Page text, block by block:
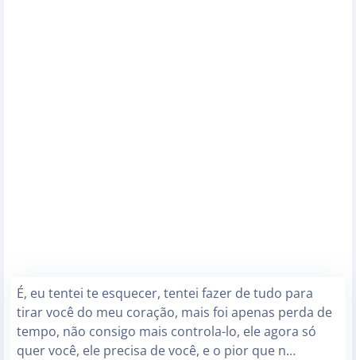
É, eu tentei te esquecer, tentei fazer de tudo para
tirar você do meu coração, mais foi apenas perda de
tempo, não consigo mais controla-lo, ele agora só
quer você, ele precisa de você, e o pior que n…